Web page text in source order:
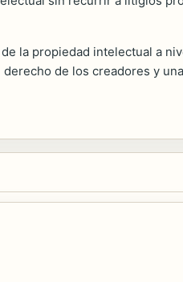
la propiedad intelectual a
de los creadores y